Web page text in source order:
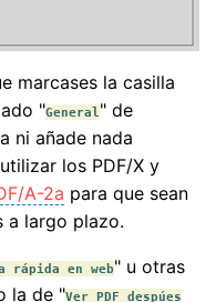
marcases la casilla
"General " de
ni añade nada
los PDF/X y
A-2a para que sean
a largo plazo.
rápida en web" u otras
la de "Ver PDF despúes